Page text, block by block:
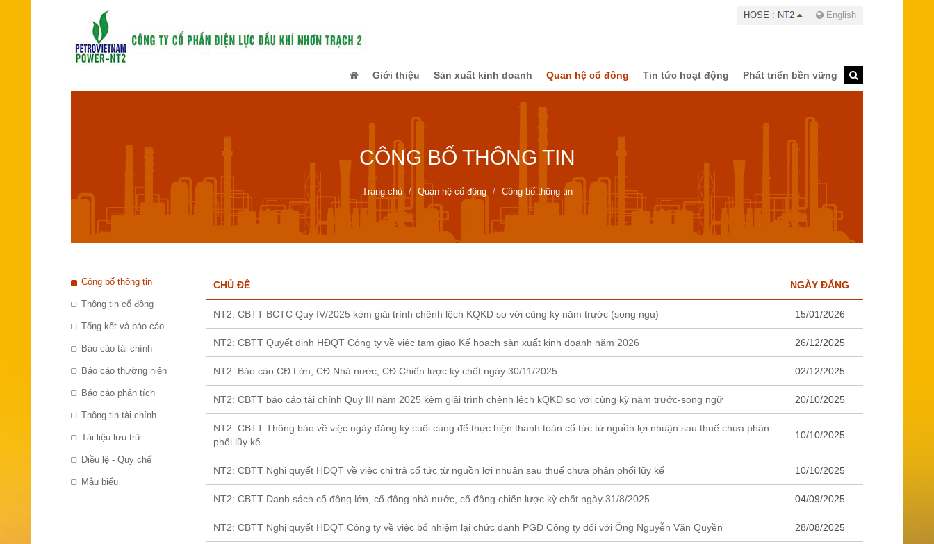
HOSE : NT2 English
Giới thiệu Sản xuất kinh doanh Quan hệ cổ đông Tin tức hoạt động Phát triển bền vững
CÔNG BỐ THÔNG TIN
Trang chủ Quan hệ cổ đông Công bố thông tin
Công bố thông tin
Thông tin cổ đông
Tổng kết và báo cáo
Báo cáo tài chính
Báo cáo thường niên
Báo cáo phân tích
Thông tin tài chính
Tài liệu lưu trữ
Điều lệ - Quy chế
Mẫu biểu
CHỦ ĐỀ NGÀY ĐĂNG
NT2: CBTT BCTC Quý IV/2025 kèm giải trình chênh lệch KQKD so với cùng kỳ năm trước (song ngu) 15/01/2026
NT2: CBTT Quyết định HĐQT Công ty về việc tạm giao Kế hoạch sản xuất kinh doanh năm 2026 26/12/2025
NT2: Báo cáo CĐ Lớn, CĐ Nhà nước, CĐ Chiến lược kỳ chốt ngày 30/11/2025 02/12/2025
NT2: CBTT báo cáo tài chính Quý III năm 2025 kèm giải trình chênh lệch kQKD so với cùng kỳ năm trước-song ngữ 20/10/2025
NT2: CBTT Thông báo về việc ngày đăng ký cuối cùng để thực hiện thanh toán cổ tức từ nguồn lợi nhuận sau thuế chưa phân
phối lũy kế
10/10/2025
NT2: CBTT Nghị quyết HĐQT về việc chi trả cổ tức từ nguồn lợi nhuận sau thuế chưa phân phối lũy kế 10/10/2025
NT2: CBTT Danh sách cổ đông lớn, cổ đông nhà nước, cổ đông chiến lược kỳ chốt ngày 31/8/2025 04/09/2025
NT2: CBTT Nghị quyết HĐQT Công ty về việc bổ nhiệm lại chức danh PGĐ Công ty đối với Ông Nguyễn Văn Quyền 28/08/2025